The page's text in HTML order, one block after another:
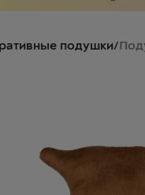
подушки/